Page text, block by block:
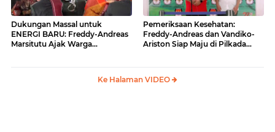
Dukungan Massal untuk
ENERGI BARU: Freddy-Andreas
Marsitutu Ajak Warga
Pemeriksaan Kesehatan:
Freddy-Andreas dan Vandiko-
Ariston Siap Maju di Pilkada
Ke Halaman VIDEO